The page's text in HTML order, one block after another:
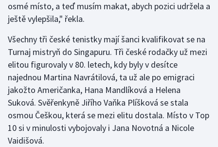
osmé místo, a teď musím makat, abych pozici udržela a
ještě vylepšila," řekla.
Všechny tři české tenistky mají šanci kvalifikovat se na
Turnaj mistryň do Singapuru. Tři české rodačky už mezi
elitou figurovaly v 80. letech, kdy byly v desítce
najednou Martina Navrátilová, ta už ale po emigraci
jakožto Američanka, Hana Mandlíková a Helena
Suková. Svěřenkyně Jiřího Vaňka Plíšková se stala
osmou Češkou, která se mezi elitu dostala. Místo v Top
10 si v minulosti vybojovaly i Jana Novotná a Nicole
Vaidišová.